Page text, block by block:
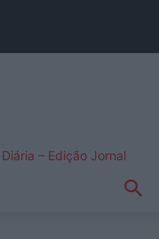
– Edição Jornal